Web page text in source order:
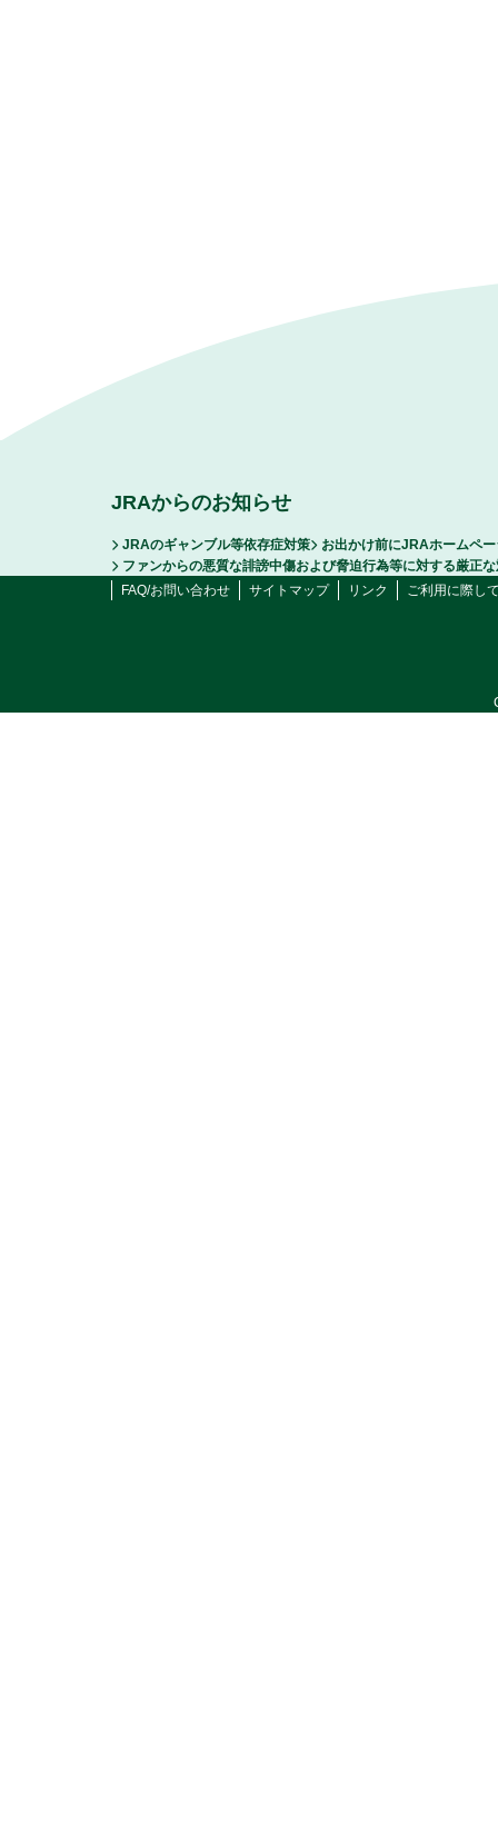
JRAからのお知らせ
JRAのギャンブル等依存症対策
お出かけ前にJRAホームペ
ファンからの悪質な誹謗中傷および脅迫行為等に対する厳正
FAQ/お問い合わせ
サイトマップ リンク ご利用に際し